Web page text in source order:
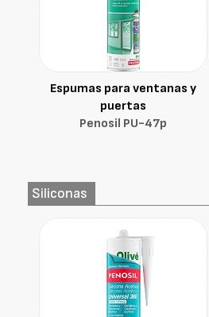
Espumas para ventanas y
puertas
Penosil PU-47p
Siliconas